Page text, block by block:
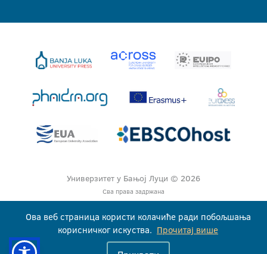
Универзитет у Бањој Луци © 2026
Сва права задржана
Ова веб страница користи колачиће ради побољшања
корисничког искуства. Прочитај више